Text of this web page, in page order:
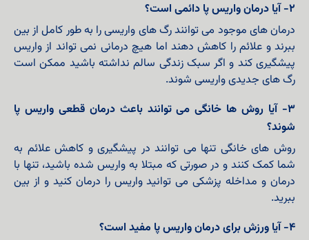
۲- آیا درمان واریس پا دائمی است؟
درمان های موجود می توانند رگ های واریسی را به طور کامل از بین
ببرند و علائم را کاهش دهند اما هیچ درمانی نمی تواند از واریس
پیشگیری کند و اگر سبک زندگی سالم نداشته باشید ممکن است
رگ های جدیدی واریسی شوند.
۳- آیا روش ها خانگی می توانند باعث درمان قطعی واریس پا
شوند؟
روش های خانگی تنها می توانند در پیشگیری و کاهش علائم به
شما کمک کنند و در صورتی که مبتلا به واریس شده باشید، تنها با
درمان و مداخله پزشکی می توانید واریس را درمان کنید و از بین
ببرید.
۴- آیا ورزش برای درمان واریس پا مفید است؟